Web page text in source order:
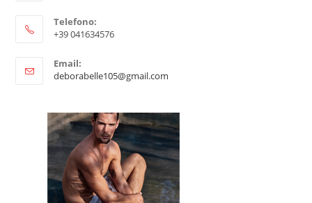
Telefono:
+39 041634576
Email:
deborabelle105@gmail.com